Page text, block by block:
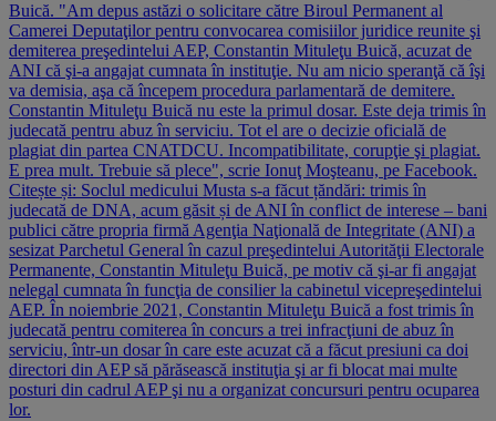
Buică. "Am depus astăzi o solicitare către Biroul Permanent al
Camerei Deputaţilor pentru convocarea comisiilor juridice reunite şi
demiterea preşedintelui AEP, Constantin Mituleţu Buică, acuzat de
ANI că şi-a angajat cumnata în instituţie. Nu am nicio speranţă că îşi
va demisia, aşa că începem procedura parlamentară de demitere.
Constantin Mituleţu Buică nu este la primul dosar. Este deja trimis în
judecată pentru abuz în serviciu. Tot el are o decizie oficială de
plagiat din partea CNATDCU. Incompatibilitate, corupţie şi plagiat.
E prea mult. Trebuie să plece", scrie Ionuţ Moşteanu, pe Facebook.
Citește și: Soclul medicului Musta s-a făcut țăndări: trimis în
judecată de DNA, acum găsit și de ANI în conflict de interese – bani
publici către propria firmă Agenţia Naţională de Integritate (ANI) a
sesizat Parchetul General în cazul preşedintelui Autorităţii Electorale
Permanente, Constantin Mituleţu Buică, pe motiv că şi-ar fi angajat
nelegal cumnata în funcţia de consilier la cabinetul vicepreşedintelui
AEP. În noiembrie 2021, Constantin Mituleţu Buică a fost trimis în
judecată pentru comiterea în concurs a trei infracţiuni de abuz în
serviciu, într-un dosar în care este acuzat că a făcut presiuni ca doi
directori din AEP să părăsească instituţia şi ar fi blocat mai multe
posturi din cadrul AEP şi nu a organizat concursuri pentru ocuparea
lor.